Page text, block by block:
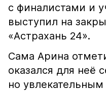
с финалистами и
выступил на
«Астрахань 24».
Сама Арина
оказался для неё
но